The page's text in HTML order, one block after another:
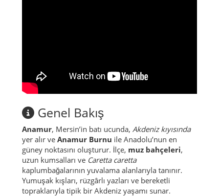
Genel Bakış
Anamur, Mersin’in batı ucunda, Akdeniz kıyısında
yer alır ve Anamur Burnu ile Anadolu’nun en
güney noktasını oluşturur. İlçe, muz bahçeleri,
uzun kumsalları ve Caretta caretta
kaplumbağalarının yuvalama alanlarıyla tanınır.
Yumuşak kışları, rüzgârlı yazları ve bereketli
topraklarıyla tipik bir Akdeniz yaşamı sunar.